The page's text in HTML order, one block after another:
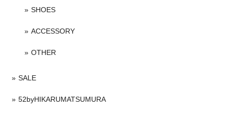
SHOES
ACCESSORY
OTHER
SALE
52byHIKARUMATSUMURA